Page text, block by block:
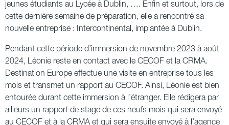
jeunes étudiants au Lycée à Dublin, …. Enfin et surtout, lors de
cette dernière semaine de préparation, elle a rencontré sa
nouvelle entreprise : Intercontinental, implantée à Dublin.
Pendant cette période d’immersion de novembre 2023 à août
2024, Léonie reste en contact avec le CECOF et la CRMA.
Destination Europe effectue une visite en entreprise tous les
mois et transmet un rapport au CECOF. Ainsi, Léonie est bien
entourée durant cette immersion à l’étranger. Elle rédigera par
ailleurs un rapport de stage de ces neufs mois qui sera envoyé
au CECOF et à la CRMA et qui sera ensuite envoyé à l’agence